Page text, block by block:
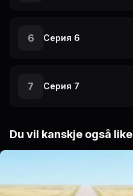
6 Серия 6
7 Серия 7
Du vil kanskje også like